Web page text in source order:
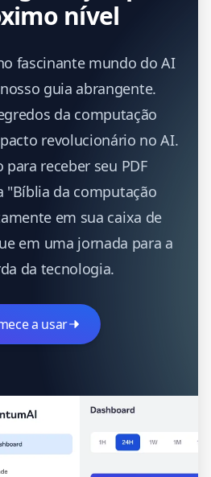
nível
fascinante mundo do AI
guia abrangente.
da computação
revolucionário no AI.
para receber seu PDF
"Bíblia da computação
em sua caixa de
em uma jornada para a
da tecnologia.
a usar